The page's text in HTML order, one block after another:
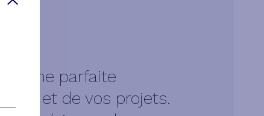
une parfaite
et de vos projets.